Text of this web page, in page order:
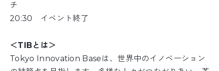
チ
20:30 イベント終了
＜TIBとは＞
Tokyo Innovation Baseは、世界中のイノベーション